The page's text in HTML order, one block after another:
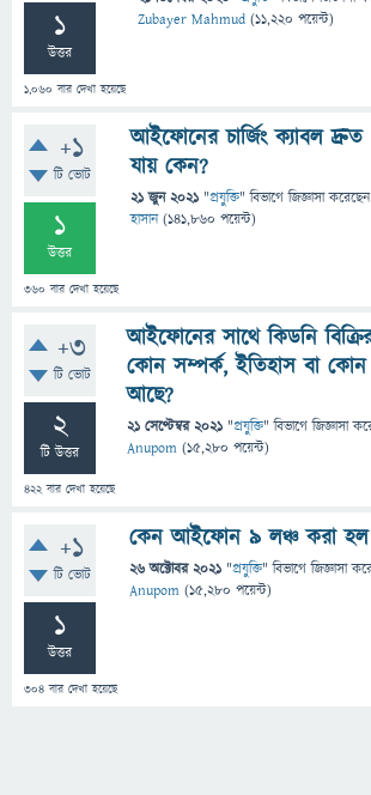
1
উত্তর
1,060 বার দেখা হয়েছে
Zubayer Mahmud (11,220 পয়েন্ট)
+1
টি ভোট
1
উত্তর
360 বার দেখা হয়েছে
আইফোনের চার্জিং ক্যাবল দ্রুত
যায় কেন?
21 জুন 2021 "প্রযুক্তি" বিভাগে জিজ্ঞাসাকরেছেন
হাসান (141,860 পয়েন্ট)
+3
টি ভোট
2
টি উত্তর
422বার দেখা হয়েছে
আইফোনের সাথে কিডনি
কোন সম্পর্ক, ইতিহাস বা কোন
আছে?
21 সেপ্টেম্বর 2021 "প্রযুক্তি" বিভাগে জিজ্ঞাসা
Anupom (15,280 পয়েন্ট)
+1
টি ভোট
1
উত্তর
304 বার দেখা হয়েছে
কেন আইফোন ৯ লঞ্চ করা হল
26 অক্টোবর 2021 "প্রযুক্তি" বিভাগে জিজ্ঞাসা
Anupom (15,280 পয়েন্ট)